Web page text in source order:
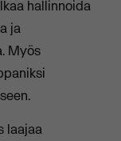
hallinnoida
ja
Myös
laajaa